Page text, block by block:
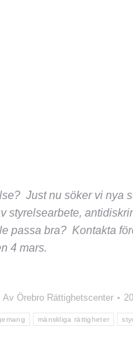
Just nu söker vi nya
styrelsearbete,
passa bra? Kontakta
4 mars.
Av Örebro Rättighetscenter
mänskliga rättigheter